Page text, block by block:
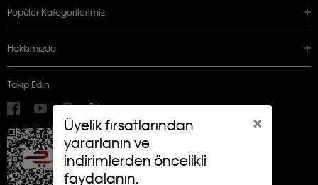
×
Üyelik fırsatlarından
yararlanın ve
indirimlerden öncelikli
faydalanın.
Popüler Kategorilerimiz
Hakkımızda
Takip Edin